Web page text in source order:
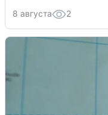
8 августа 2